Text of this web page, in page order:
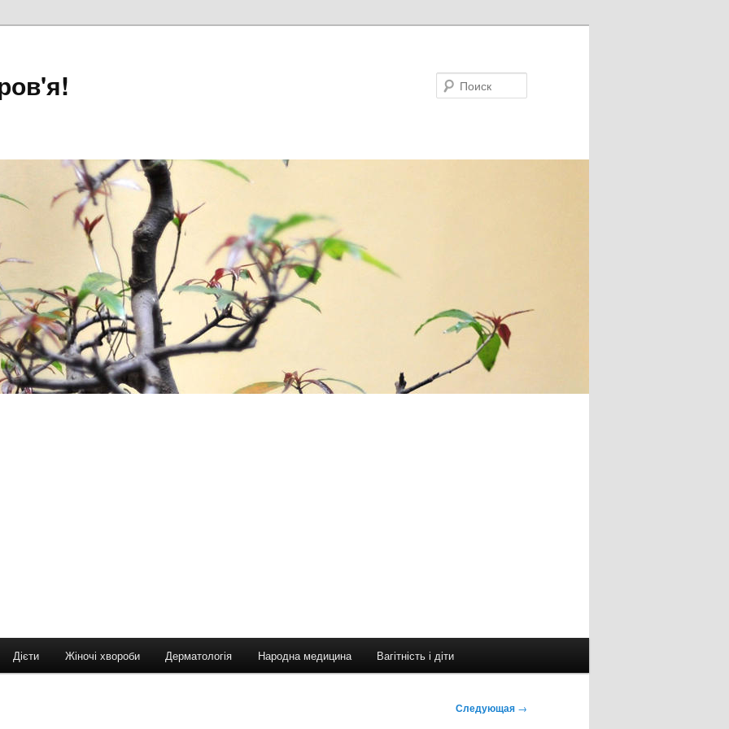
Дієти Жіночі хвороби Дерматологія Народна медицина Вагітність і діти
Следующая →